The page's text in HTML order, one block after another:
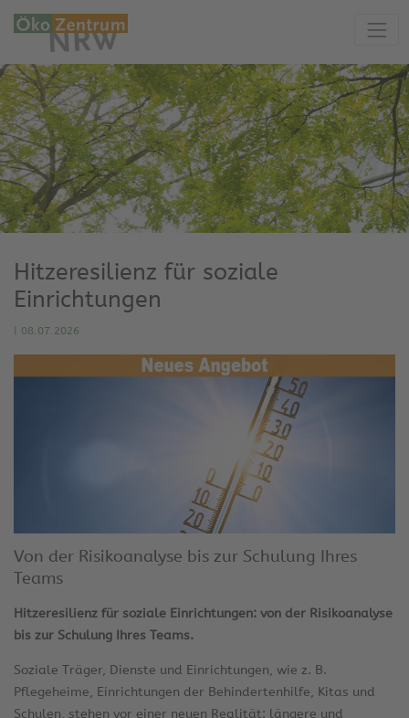
Hitzeresilienz für soziale
Einrichtungen
08.07.2026
Von der Risikoanalyse bis zur Schulung Ihres
Teams
Hitzeresilienz für soziale Einrichtungen: von der Risikoanalyse
bis zur Schulung Ihres Teams.
Soziale Träger, Dienste und Einrichtungen, wie z. B.
Pflegeheime, Einrichtungen der Behindertenhilfe, Kitas und
Schulen, stehen vor einer neuen Realität: längere und